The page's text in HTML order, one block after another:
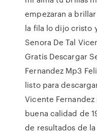
empezaran a
la fila lo dijo cristo
Senora De Tal
Gratis Descargar
Fernandez Mp3
listo para
Vicente
buena calidad de
de resultados de